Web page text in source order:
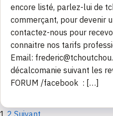
encore listé, parlez-lui de
commerçant, pour devenir
contactez-nous pour
connaitre nos tarifs
Email:
décalcomanie suivant les
FORUM /facebook : […]
1 2 Suivant